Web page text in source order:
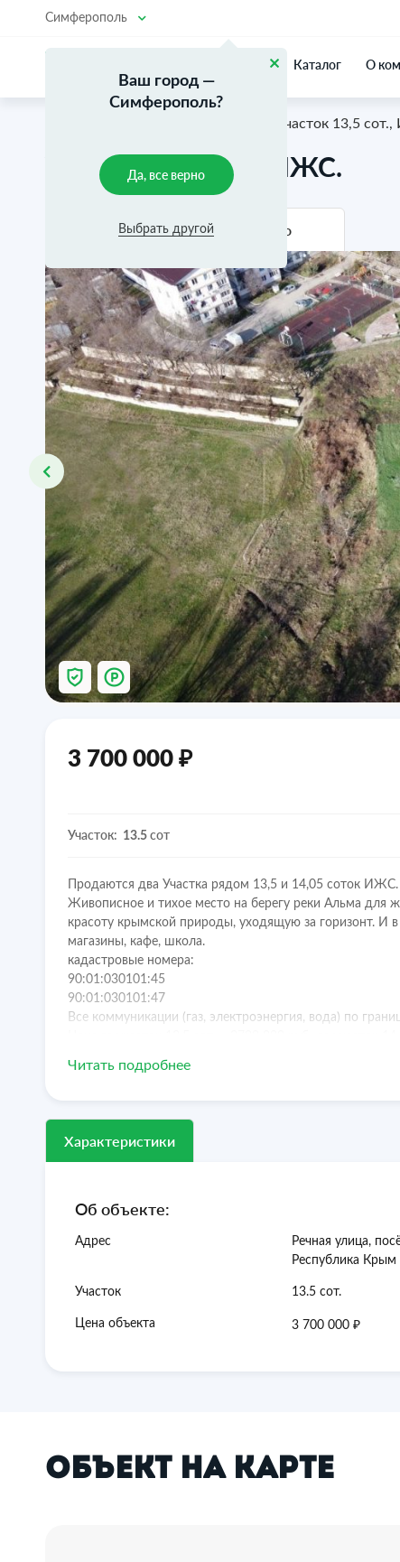
Симферополь
Ваш город —
Симферополь?
Да, все верно
Выбрать другой
Каталог О
Участок 13,5
Участок 13,5 сот., ИЖС.
Фотографии Видео
3 700 000 ₽
Участок: 13.5 сот
Продаются два Участка рядом 13,5 и 14,05 соток ИЖС.
Живописное и тихое место на берегу реки Альма для
красоту крымской природы, уходящую за горизонт. И
магазины, кафе, школа.
кадастровые номера:
90:01:030101:45
90:01:030101:47
Все коммуникации (газ, электроэнергия, вода) по
Читать подробнее
Характеристики
Об объекте:
Адрес
Речная улица,
Республика Крым
Участок 13.5 сот.
Цена объекта 3 700 000 ₽
Объект на карте